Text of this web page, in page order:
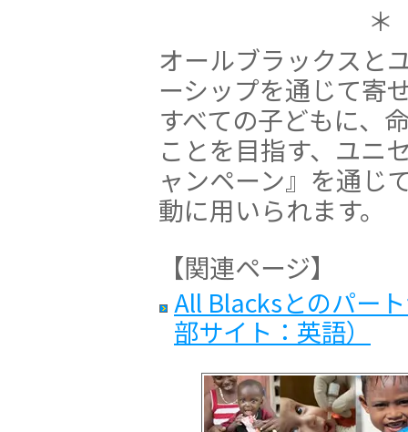
オールブラックスと
ーシップを通じて寄
すべての子どもに、
ことを目指す、ユニ
ャンペーン』を通じ
動に用いられます。
【関連ページ】
All Blacksとのパー
部サイト：英語）